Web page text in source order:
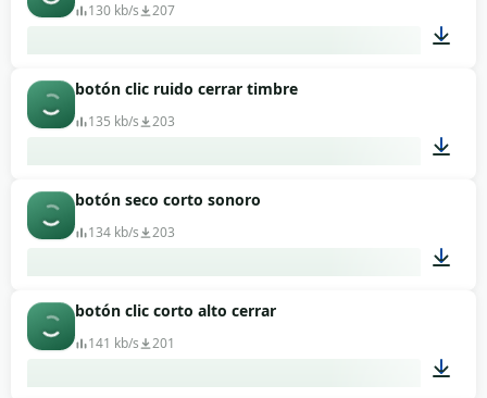
130 kb/s 207
botón clic ruido cerrar timbre
135 kb/s 203
botón seco corto sonoro
134 kb/s 203
botón clic corto alto cerrar
141 kb/s 201